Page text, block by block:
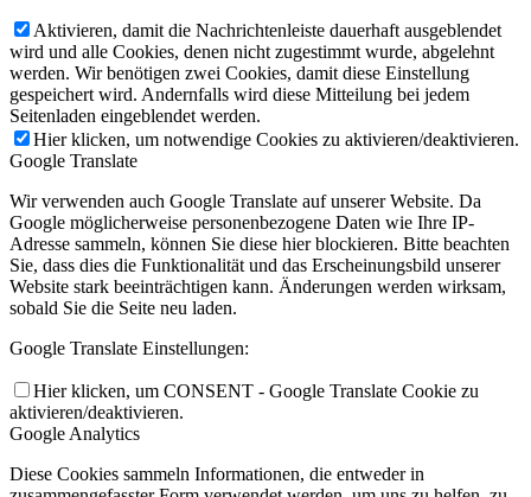
Aktivieren, damit die Nachrichtenleiste dauerhaft ausgeblendet
wird und alle Cookies, denen nicht zugestimmt wurde, abgelehnt
werden. Wir benötigen zwei Cookies, damit diese Einstellung
gespeichert wird. Andernfalls wird diese Mitteilung bei jedem
Seitenladen eingeblendet werden.
Hier klicken, um notwendige Cookies zu aktivieren/deaktivieren.
Google Translate
Wir verwenden auch Google Translate auf unserer Website. Da
Google möglicherweise personenbezogene Daten wie Ihre IP-
Adresse sammeln, können Sie diese hier blockieren. Bitte beachten
Sie, dass dies die Funktionalität und das Erscheinungsbild unserer
Website stark beeinträchtigen kann. Änderungen werden wirksam,
sobald Sie die Seite neu laden.
Google Translate Einstellungen:
Hier klicken, um CONSENT - Google Translate Cookie zu
aktivieren/deaktivieren.
Google Analytics
Diese Cookies sammeln Informationen, die entweder in